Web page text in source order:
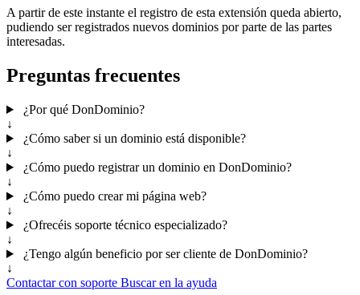
A partir de este instante el registro de esta extensión queda abierto,
pudiendo ser registrados nuevos dominios por parte de las partes
interesadas.
Preguntas frecuentes
¿Por qué DonDominio?
↓
¿Cómo saber si un dominio está disponible?
↓
¿Cómo puedo registrar un dominio en DonDominio?
↓
¿Cómo puedo crear mi página web?
↓
¿Ofrecéis soporte técnico especializado?
↓
¿Tengo algún beneficio por ser cliente de DonDominio?
↓
Contactar con soporte Buscar en la ayuda